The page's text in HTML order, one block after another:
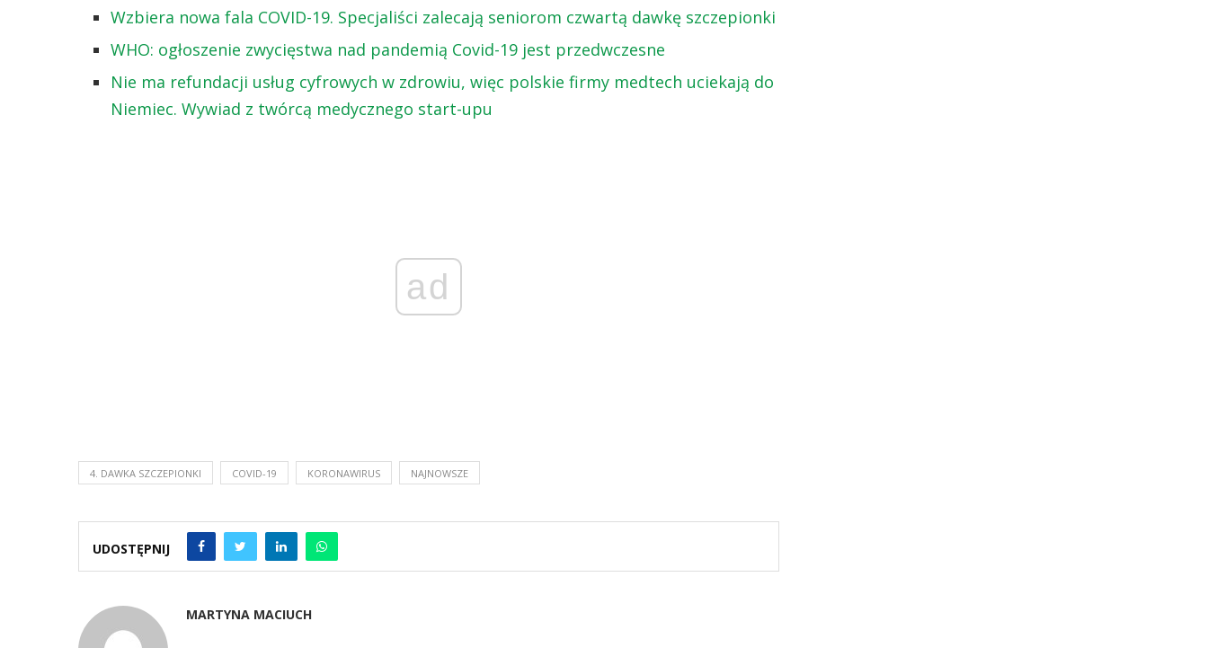
Wzbiera nowa fala COVID-19. Specjaliści zalecają seniorom czwartą dawkę szczepionki
WHO: ogłoszenie zwycięstwa nad pandemią Covid-19 jest przedwczesne
Nie ma refundacji usług cyfrowych w zdrowiu, więc polskie firmy medtech uciekają do
Niemiec. Wywiad z twórcą medycznego start-upu
ad
4. DAWKA SZCZEPIONKI COVID-19 KORONAWIRUS NAJNOWSZE
UDOSTĘPNIJ
MARTYNA MACIUCH